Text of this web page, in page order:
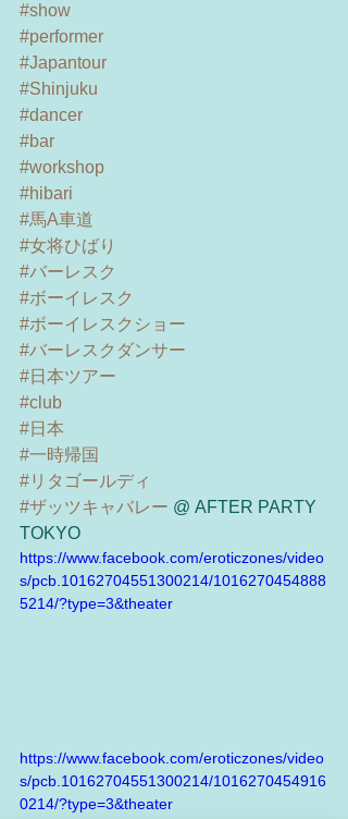
#show
#performer
#Japantour
#Shinjuku
#dancer
#bar
#workshop
#hibari
#馬A車道
#女将ひばり
#バーレスク
#ボーイレスク
#ボーイレスクショー
#バーレスクダンサー
#日本ツアー
#club
#日本
#一時帰国
#リタゴールディ
#ザッツキャバレー @ AFTER PARTY
TOKYO
https://www.facebook.com/eroticzones/video
s/pcb.10162704551300214/1016270454888
5214/?type=3&theater
https://www.facebook.com/eroticzones/video
s/pcb.10162704551300214/1016270454916
0214/?type=3&theater